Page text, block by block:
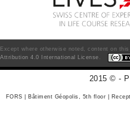
Except where otherwise noted, content on
Attribution 4.0 International License
2015 © -
FORS | Bâtiment Géopolis, 5th floor |